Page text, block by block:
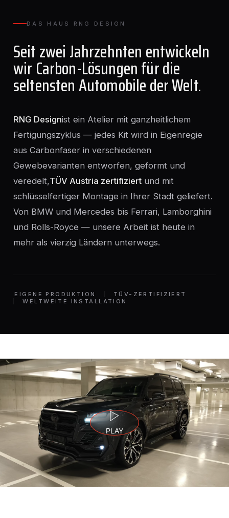
DAS HAUS RNG DESIGN
Seit zwei Jahrzehnten entwickeln
wir Carbon-Lösungen für die
seltensten Automobile der Welt.
RNG Designist ein Atelier mit ganzheitlichem
Fertigungszyklus — jedes Kit wird in Eigenregie
aus Carbonfaser in verschiedenen
Gewebevarianten entworfen, geformt und
veredelt,TÜV Austria zertifiziert und mit
schlüsselfertiger Montage in Ihrer Stadt geliefert.
Von BMW und Mercedes bis Ferrari, Lamborghini
und Rolls-Royce — unsere Arbeit ist heute in
mehr als vierzig Ländern unterwegs.
EIGENE PRODUKTION
TÜV-ZERTIFIZIERT
WELTWEITE INSTALLATION
PLAY